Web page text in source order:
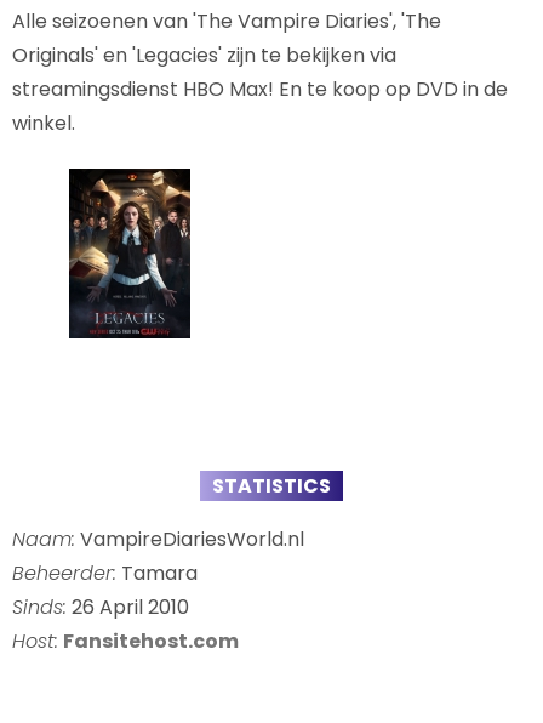
Alle seizoenen van 'The Vampire Diaries', 'The
Originals' en 'Legacies' zijn te bekijken via
streamingsdienst HBO Max! En te koop op DVD in de
winkel.
STATISTICS
Naam: VampireDiariesWorld.nl
Beheerder: Tamara
Sinds: 26 April 2010
Host: Fansitehost.com